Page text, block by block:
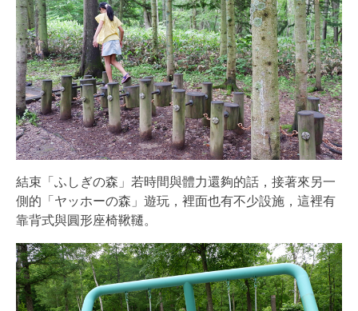
結束「ふしぎの森」若時間與體力還夠的話，接著來另一
側的「ヤッホーの森」遊玩，裡面也有不少設施，這裡有
靠背式與圓形座椅鞦韆。